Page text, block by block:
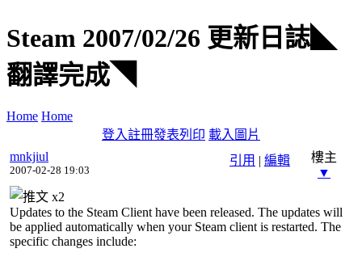
Steam 2007/02/26 更新日誌◣
翻譯完成◥
Home Home
登入註冊發表列印 載入圖片
引用 | 編輯
mnkjiul
2007-02-28 19:03
樓主
▼
x2
Updates to the Steam Client have been released. The updates will
be applied automatically when your Steam client is restarted. The
specific changes include: